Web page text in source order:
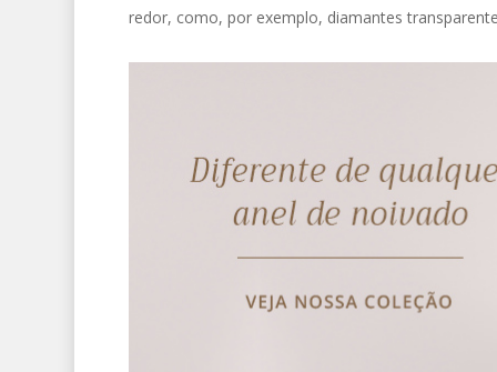
redor, como, por exemplo, diamantes